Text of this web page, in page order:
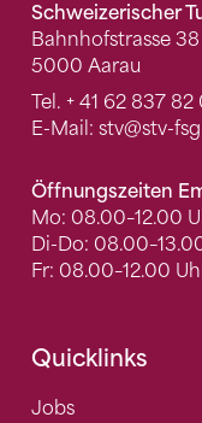
Schweizerischer
Bahnhofstrasse 38
5000 Aarau
Tel. + 41 62 837 82
E-Mail: stv@stv-
Öffnungszeiten
Mo: 08.00–12.00
Di-Do:
Fr: 08.00–12.00
Quicklinks
Jobs